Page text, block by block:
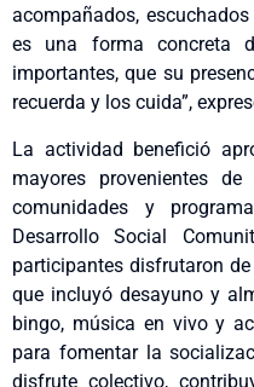
acompañados,
es una forma concreta
importantes, que su
recuerda y los cuida”,
La actividad benefició
mayores provenientes de
comunidades y
Desarrollo Social
participantes disfrutaron
que incluyó desayuno y
bingo, música en vivo y
para fomentar la
disfrute colectivo,